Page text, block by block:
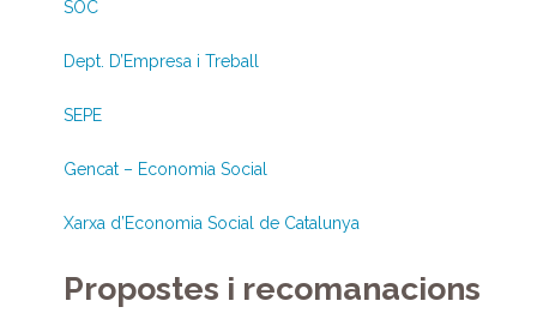
SOC
Dept. D’Empresa i Treball
SEPE
Gencat – Economia Social
Xarxa d’Economia Social de Catalunya
Propostes i recomanacions